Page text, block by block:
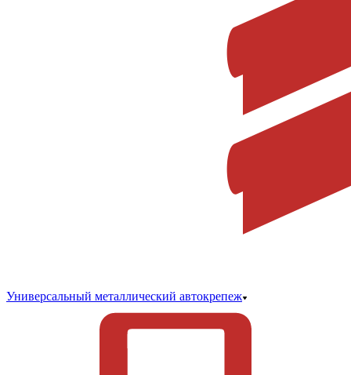
Универсальный металлический автокрепеж